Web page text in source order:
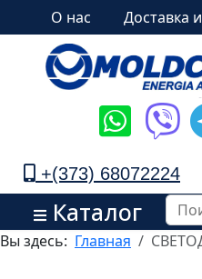
О нас Доставка
+(373) 68072224
Каталог
Вы здесь: Главная